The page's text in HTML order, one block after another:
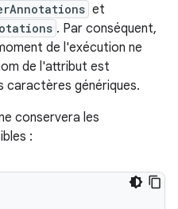
et
. Par conséquent,
de l'exécution ne
de l'attribut est
caractères génériques.
conservera les
: